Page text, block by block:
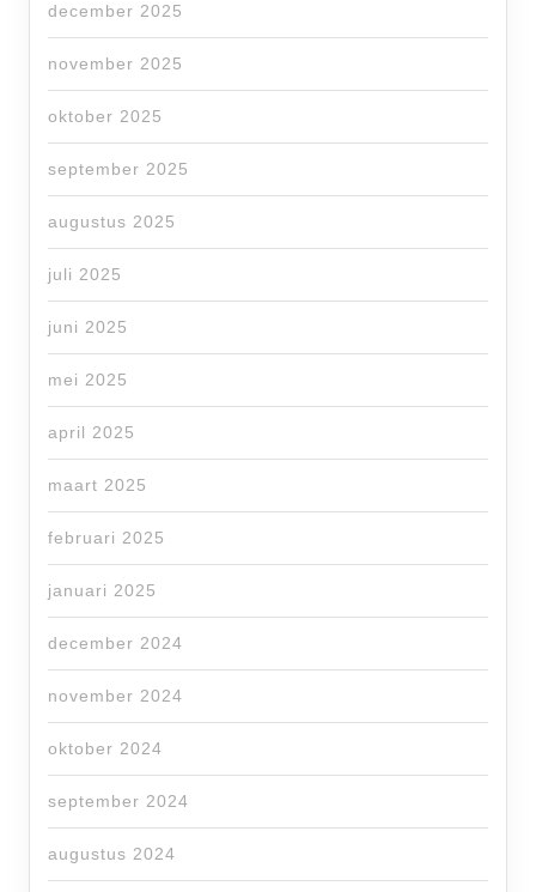
december 2025
november 2025
oktober 2025
september 2025
augustus 2025
juli 2025
juni 2025
mei 2025
april 2025
maart 2025
februari 2025
januari 2025
december 2024
november 2024
oktober 2024
september 2024
augustus 2024